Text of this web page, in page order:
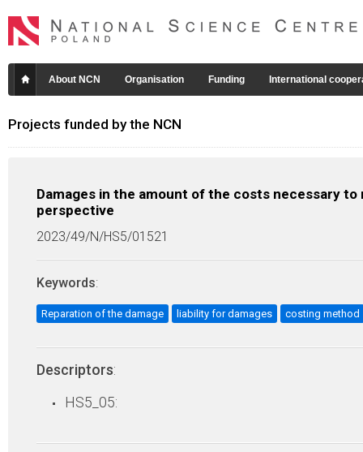
About NCN Organisation Funding International
Projects funded by the NCN
Damages in the amount of the costs necessary
perspective
2023/49/N/HS5/01521
Keywords:
Reparation of the damage liability for damages costing method
Descriptors:
HS5_05: